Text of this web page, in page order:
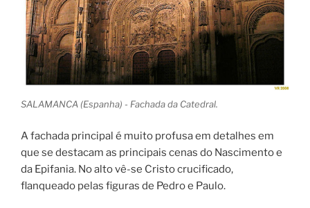
SALAMANCA (Espanha) - Fachada da Catedral.
A fachada principal é muito profusa em detalhes em
que se destacam as principais cenas do Nascimento e
da Epifania. No alto vê-se Cristo crucificado,
flanqueado pelas figuras de Pedro e Paulo.